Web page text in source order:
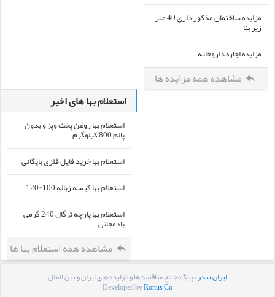
مزایده ساختمان مذکور داری 40 متر
زیر بنا
مزایده اجاره داروخانه
مشاهده همه مزایده ها
استعلام بها های اخیر
استعلام بها روغن پخت وپز و بدون
پالم 800 کیلوگرم
استعلام بها خرید فایل فلزی بایگانی
استعلام بها کیسه زباله 100*120
استعلام بها پارچه ترگال 240 گرمی
بادمجانی
مشاهده همه استعلام بها ها
ایران تندر، پایگاه جامع مناقصه ها و مزایده های ایران و بین الملل
Developed byRonus Co